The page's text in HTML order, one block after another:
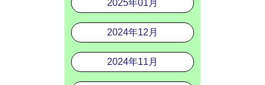
2025年01月
2024年12月
2024年11月